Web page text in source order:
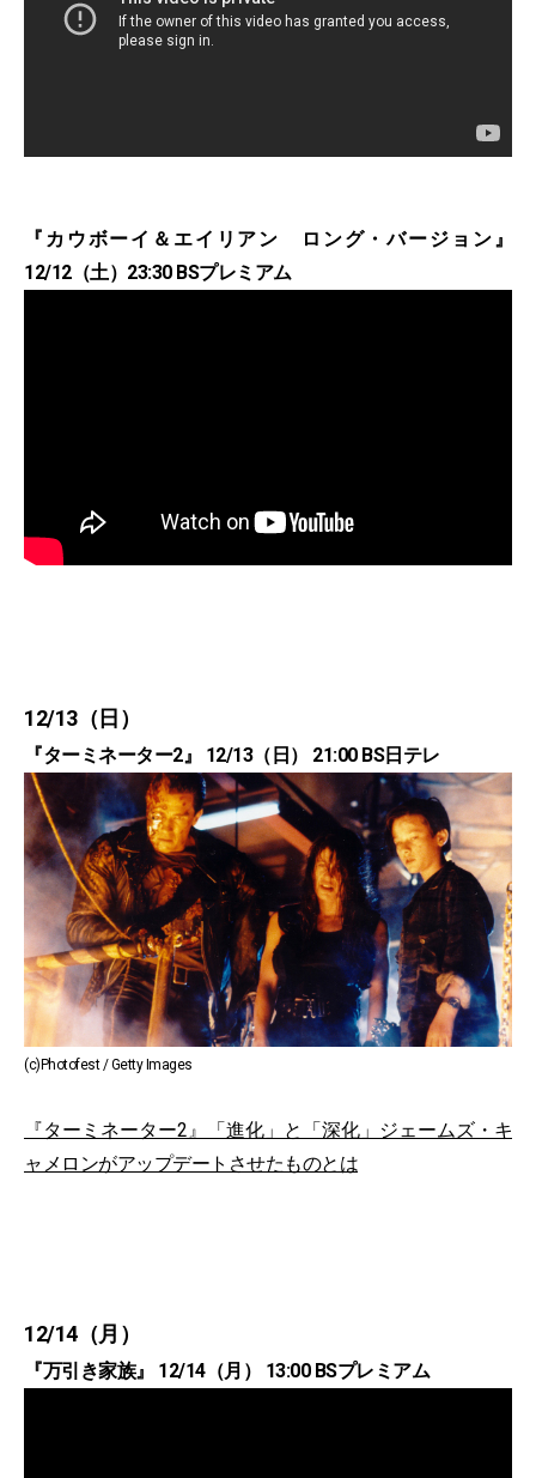
『カウボーイ＆エイリアン ロング・バージョン』
12/12（土）23:30 BSプレミアム
12/13（日）
『ターミネーター2』 12/13（日） 21:00 BS日テレ
(c)Photofest / Getty Images
『ターミネーター2』「進化」と「深化」ジェームズ・キ
ャメロンがアップデートさせたものとは
12/14（月）
『万引き家族』 12/14（月） 13:00 BSプレミアム